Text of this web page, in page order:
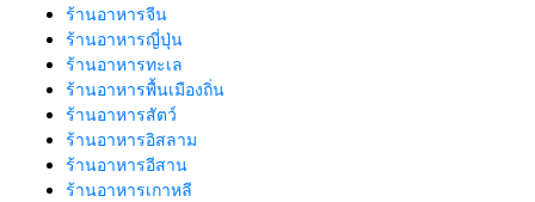
ร้านอาหารจีน
ร้านอาหารญี่ปุ่น
ร้านอาหารทะเล
ร้านอาหารพื้นเมืองถิ่น
ร้านอาหารสัตว์
ร้านอาหารอิสลาม
ร้านอาหารอีสาน
ร้านอาหารเกาหลี